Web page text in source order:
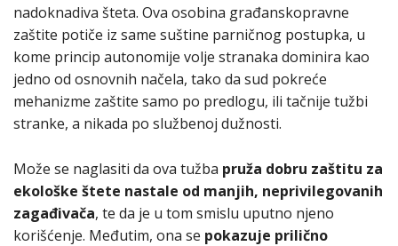
nadoknadiva šteta. Ova osobina građanskopravne
zaštite potiče iz same suštine parničnog postupka, u
kome princip autonomije volje stranaka dominira kao
jedno od osnovnih načela, tako da sud pokreće
mehanizme zaštite samo po predlogu, ili tačnije tužbi
stranke, a nikada po službenoj dužnosti.
Može se naglasiti da ova tužba pruža dobru zaštitu za
ekološke štete nastale od manjih, neprivilegovanih
zagađivača, te da je u tom smislu uputno njeno
korišćenje. Međutim, ona se pokazuje prilično